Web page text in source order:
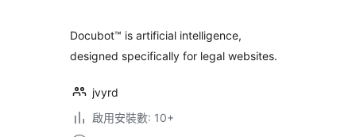
Docubot™ is artificial intelligence,
designed specifically for legal websites.
jvyrd
啟用安裝數: 10+